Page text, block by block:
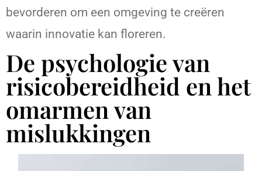
bevorderen om een omgeving te creëren
waarin innovatie kan floreren.
De psychologie van
risicobereidheid en het
omarmen van
mislukkingen